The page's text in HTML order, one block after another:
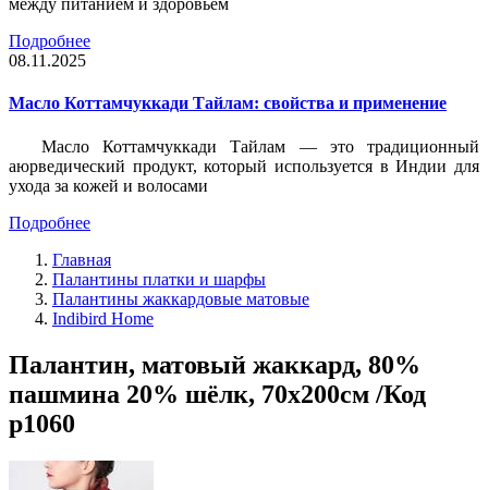
между питанием и здоровьем
Подробнее
08.11.2025
Масло Коттамчуккади Тайлам: свойства и применение
Масло Коттамчуккади Тайлам — это традиционный
аюрведический продукт, который используется в Индии для
ухода за кожей и волосами
Подробнее
Главная
Палантины платки и шарфы
Палантины жаккардовые матовые
Indibird Home
Палантин, матовый жаккард, 80%
пашмина 20% шёлк, 70х200см /Код
p1060